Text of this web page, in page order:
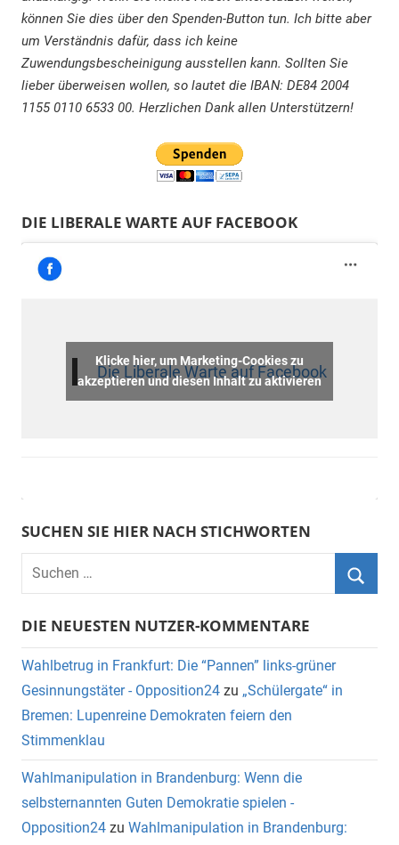
können Sie dies über den Spenden-Button tun. Ich bitte aber
um Verständnis dafür, dass ich keine
Zuwendungsbescheinigung ausstellen kann. Sollten Sie
lieber überweisen wollen, so lautet die IBAN: DE84 2004
1155 0110 6533 00. Herzlichen Dank allen Unterstützern!
DIE LIBERALE WARTE AUF FACEBOOK
Die Liberale Warte auf Facebook
Klicke hier, um Marketing-Cookies zu
akzeptieren und diesen Inhalt zu aktivieren
SUCHEN SIE HIER NACH STICHWORTEN
DIE NEUESTEN NUTZER-KOMMENTARE
Wahlbetrug in Frankfurt: Die “Pannen” links-grüner
Gesinnungstäter - Opposition24 zu „Schülergate“ in
Bremen: Lupenreine Demokraten feiern den
Stimmenklau
Wahlmanipulation in Brandenburg: Wenn die
selbsternannten Guten Demokratie spielen -
Opposition24 zu Wahlmanipulation in Brandenburg: